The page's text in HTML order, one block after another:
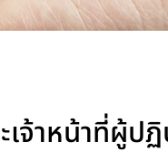
เจ้าหน้าที่ผู้ป